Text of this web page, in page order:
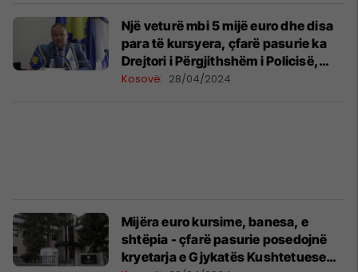
Një veturë mbi 5 mijë euro dhe disa
para të kursyera, çfarë pasurie ka
Drejtori i Përgjithshëm i Policisë,
Gazmend Hoxha?
Kosovë 28/04/2024
Mijëra euro kursime, banesa, e
shtëpia - çfarë pasurie posedojnë
kryetarja e Gjykatës Kushtetuese